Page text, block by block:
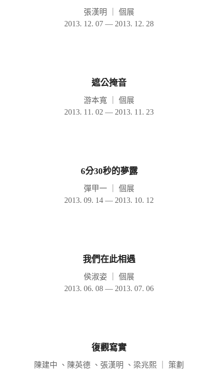
張漢明
個展
2013. 12. 07 — 2013. 12. 28
遮公掩音
游本寬
個展
2013. 11. 02 — 2013. 11. 23
6分30秒的夢露
彈甲一
個展
2013. 09. 14 — 2013. 10. 12
我們在此相遇
侯淑姿
個展
2013. 06. 08 — 2013. 07. 06
復觀寫實
陳建中 、陳英德 、張漢明 、梁兆熙
策劃